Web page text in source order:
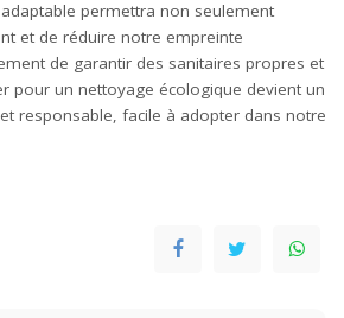
permettra non seulement
et de réduire notre empreinte
de garantir des sanitaires propres et
pour un nettoyage écologique devient un
responsable, facile à adopter dans notre